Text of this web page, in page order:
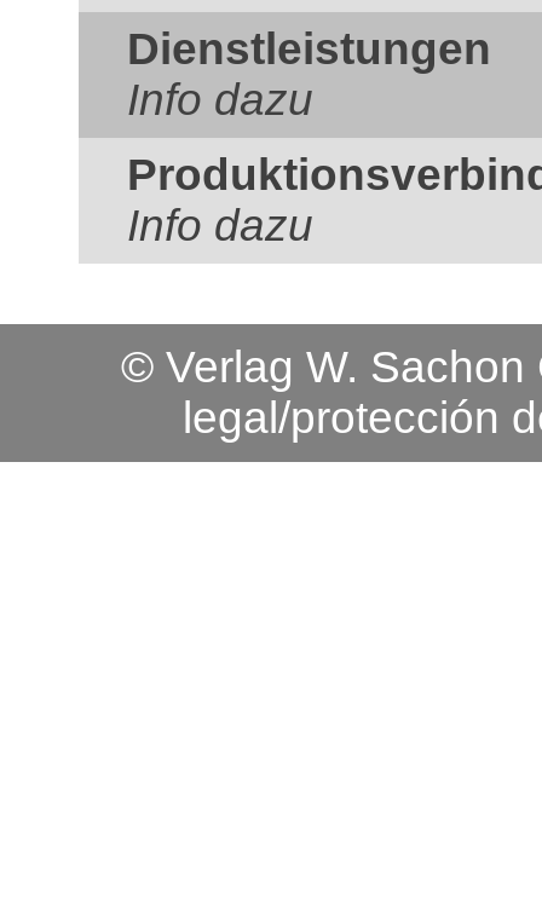
Dienstleistungen
Info dazu
Info dazu
© Verlag W.
legal/protección